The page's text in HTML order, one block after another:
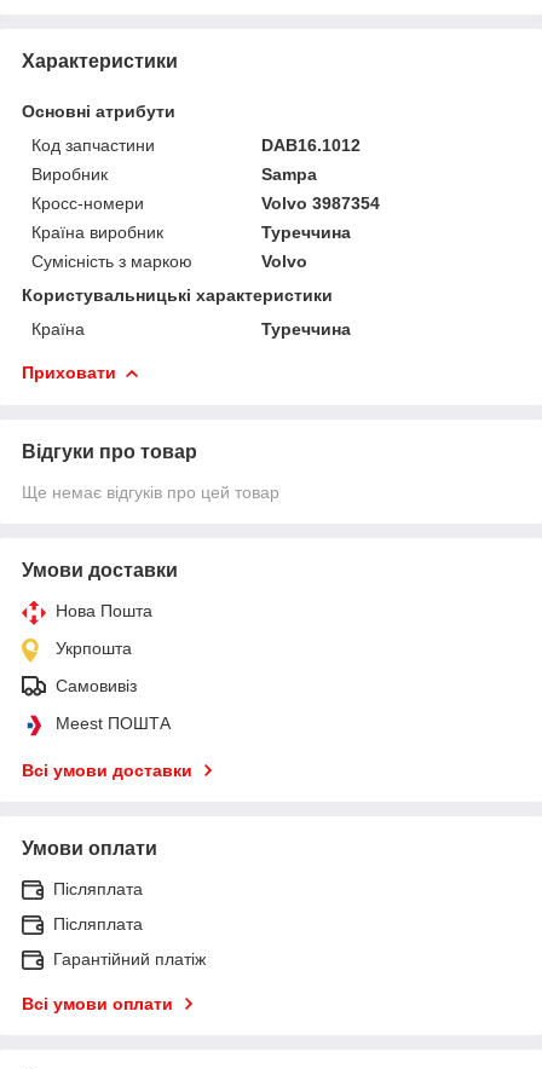
Характеристики
Основні атрибути
Код запчастини
DAB16.1012
Виробник
Sampa
Кросс-номери
Volvo 3987354
Країна виробник
Туреччина
Сумісність з маркою
Volvo
Користувальницькі характеристики
Країна
Туреччина
Приховати
Відгуки про товар
Ще немає відгуків про цей товар
Умови доставки
Нова Пошта
Укрпошта
Самовивіз
Meest ПОШТА
Всі умови доставки
Умови оплати
Післяплата
Післяплата
Гарантійний платіж
Всі умови оплати